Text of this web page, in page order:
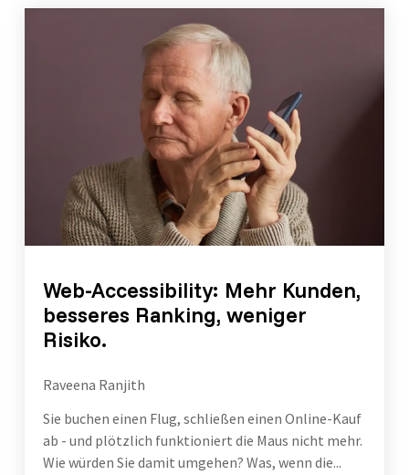
Web-Accessibility: Mehr Kunden,
besseres Ranking, weniger
Risiko.
Raveena Ranjith
Sie buchen einen Flug, schließen einen Online-Kauf
ab - und plötzlich funktioniert die Maus nicht mehr.
Wie würden Sie damit umgehen? Was, wenn die...